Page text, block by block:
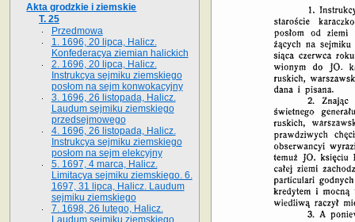
Akta grodzkie i ziemskie
T. 25
Przedmowa
1. 1696, 20 lipca, Halicz.
Konfederacya ziemian halickich
2. 1696, 20 lipca, Halicz.
Instrukcya sejmiku ziemskiego
posłom na sejm konwokacyjny
3. 1696, 26 listopada, Halicz.
Laudum sejmiku ziemskiego
przedsejmowego
4. 1696, 26 listopada, Halicz.
Instrukcya sejmiku ziemskiego
posłom na sejm elekcyjny
5. 1697, 4 marca, Halicz.
Limitacya sejmiku ziemskiego. 6.
1697, 31 lipca, Halicz. Laudum
sejmiku ziemskiego
7. 1698, 26 lutego, Halicz.
Laudum sejmiku ziemskiego